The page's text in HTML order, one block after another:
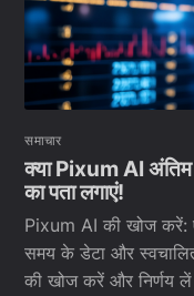
समाचार
क्या Pixum AI अंतिम
का पता लगाएं!
Pixum AI की खोज करें:
समय के डेटा और
की खोज करें और निर्णय